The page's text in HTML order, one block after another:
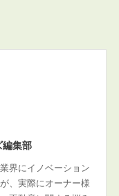
編集部
界にイノベーション
、実際にオーナー様